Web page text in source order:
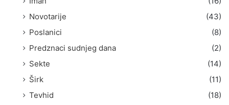
Novotarije
(43)
Poslanici
(8)
Predznaci sudnjeg dana
(2)
Sekte
(14)
Širk
(11)
Tevhid
(18)